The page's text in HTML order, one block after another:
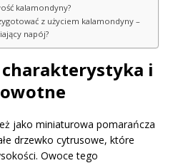
kalamondyny?
z użyciem kalamondyny –
napój?
charakterystyka i
jako miniaturowa pomarańcza
drzewko cytrusowe, które
Owoce tego